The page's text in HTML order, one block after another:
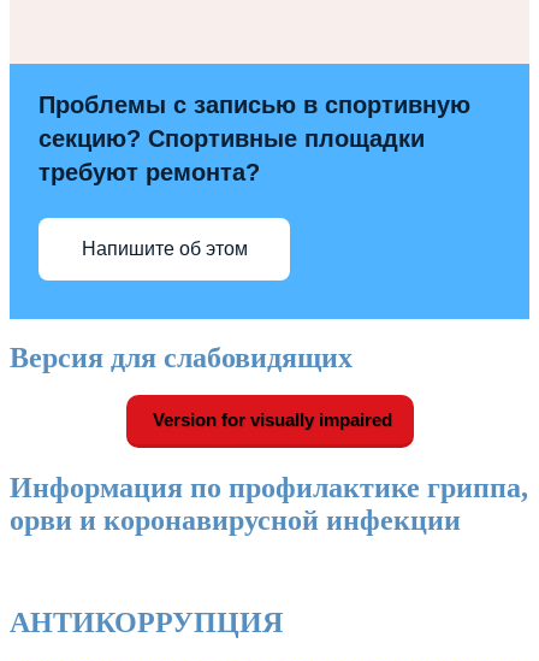
Проблемы с записью в спортивную
секцию? Спортивные площадки
требуют ремонта?
Напишите об этом
Версия для слабовидящих
Version for visually impaired
Информация по профилактике гриппа,
орви и коронавирусной инфекции
АНТИКОРРУПЦИЯ